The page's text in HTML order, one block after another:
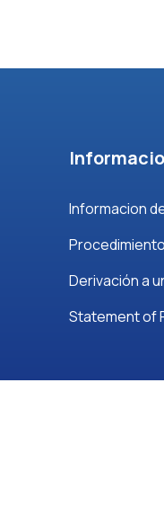
Informacion
Derivación a
Statement of